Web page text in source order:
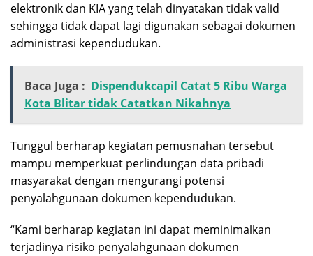
elektronik dan KIA yang telah dinyatakan tidak valid
sehingga tidak dapat lagi digunakan sebagai dokumen
administrasi kependudukan.
Baca Juga : Dispendukcapil Catat 5 Ribu Warga
Kota Blitar tidak Catatkan Nikahnya
Tunggul berharap kegiatan pemusnahan tersebut
mampu memperkuat perlindungan data pribadi
masyarakat dengan mengurangi potensi
penyalahgunaan dokumen kependudukan.
“Kami berharap kegiatan ini dapat meminimalkan
terjadinya risiko penyalahgunaan dokumen